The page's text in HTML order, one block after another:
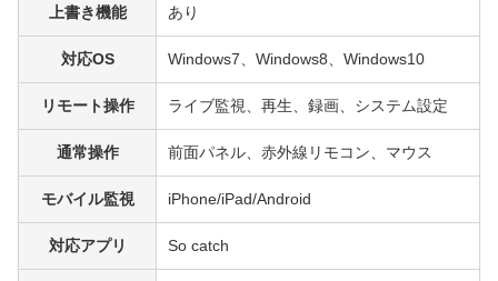
上書き機能 あり
対応OS Windows7、Windows8、Windows10
リモート操作 ライブ監視、再生、録画、システム設定
通常操作 前面パネル、赤外線リモコン、マウス
モバイル監視 iPhone/iPad/Android
対応アプリ So catch